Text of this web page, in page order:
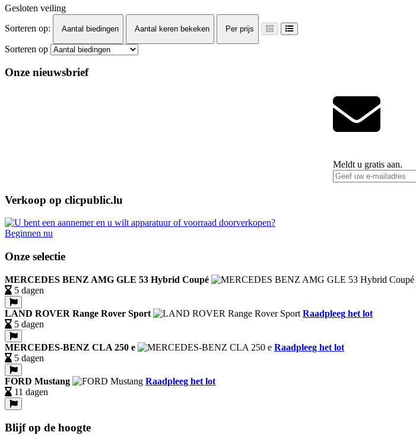
Gesloten veiling
Sorteren op:
Aantal biedingen Aantal keren bekeken Per prijs
Sorteren op
Onze nieuwsbrief
Meldt u gratis aan.
Verkoop op clicpublic.lu
Beginnen nu
Onze selectie
MERCEDES BENZ AMG GLE 53 Hybrid Coupé
5 dagen
LAND ROVER Range Rover Sport
Raadpleeg het lot
5 dagen
MERCEDES-BENZ CLA 250 e
Raadpleeg het lot
5 dagen
FORD Mustang
Raadpleeg het lot
11 dagen
Blijf op de hoogte